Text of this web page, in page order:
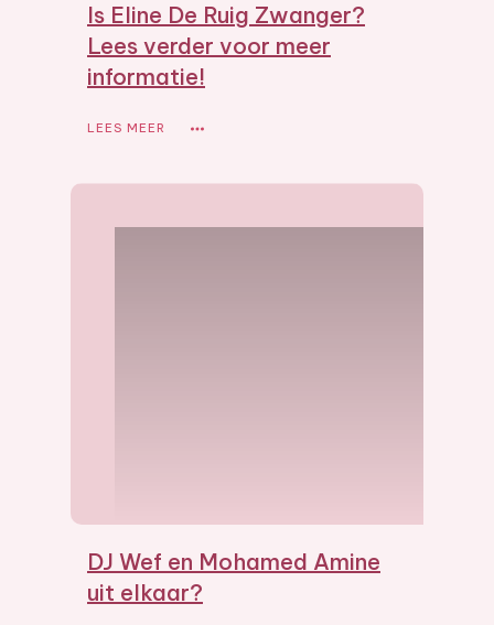
Is Eline De Ruig Zwanger?
Lees verder voor meer
informatie!
LEES MEER
DJ Wef en Mohamed Amine
uit elkaar?